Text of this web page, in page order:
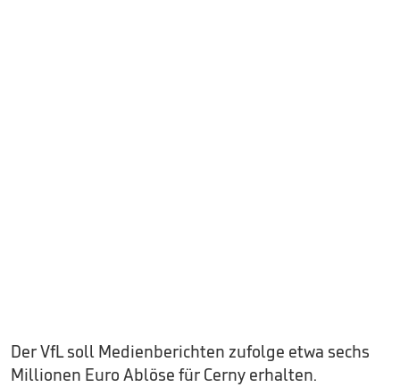
Der VfL soll Medienberichten zufolge etwa sechs
Millionen Euro Ablöse für Cerny erhalten.